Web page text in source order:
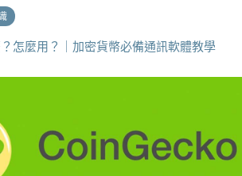
怎麼用？｜加密貨幣必備通訊軟體教學